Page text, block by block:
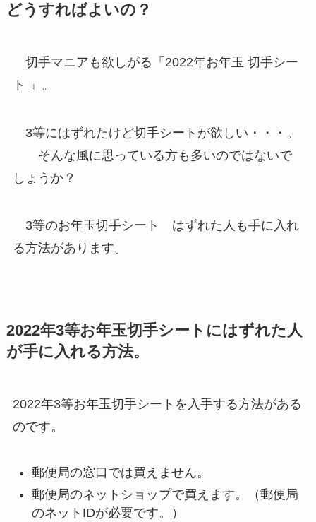
どうすればよいの？
切手マニアも欲しがる「2022年お年玉 切手シー
ト 」。
3等にはずれたけど切手シートが欲しい・・・。
そんな風に思っている方も多いのではないで
しょうか？
3等のお年玉切手シート はずれた人も手に入れ
る方法があります。
2022年3等お年玉切手シートにはずれた人
が手に入れる方法。
2022年3等お年玉切手シートを入手する方法がある
のです。
郵便局の窓口では買えません。
郵便局のネットショップで買えます。
（郵便局
のネットIDが必要です。）